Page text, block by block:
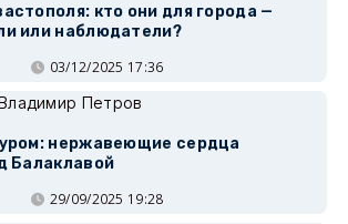
кто они для города —
или наблюдатели?
03/12/2025 17:36
Петров
нержавеющие сердца
Балаклавой
29/09/2025 19:28